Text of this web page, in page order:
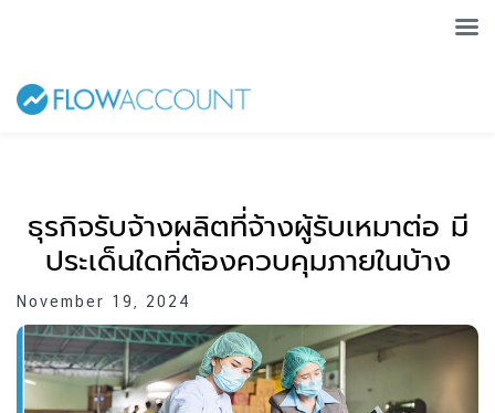
ธุรกิจรับจ้างผลิตที่จ้างผู้รับเหมาต่อ มี
ประเด็นใดที่ต้องควบคุมภายในบ้าง
November 19, 2024